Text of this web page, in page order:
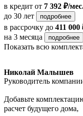
в кредит от 7 392 ₽/
до 30 лет
подробнее
в рассрочку до 411 000
на 3 месяца
подробнее
Показать всю
Николай Малышев
Руководитель
Добавьте
расчет будущего дома,